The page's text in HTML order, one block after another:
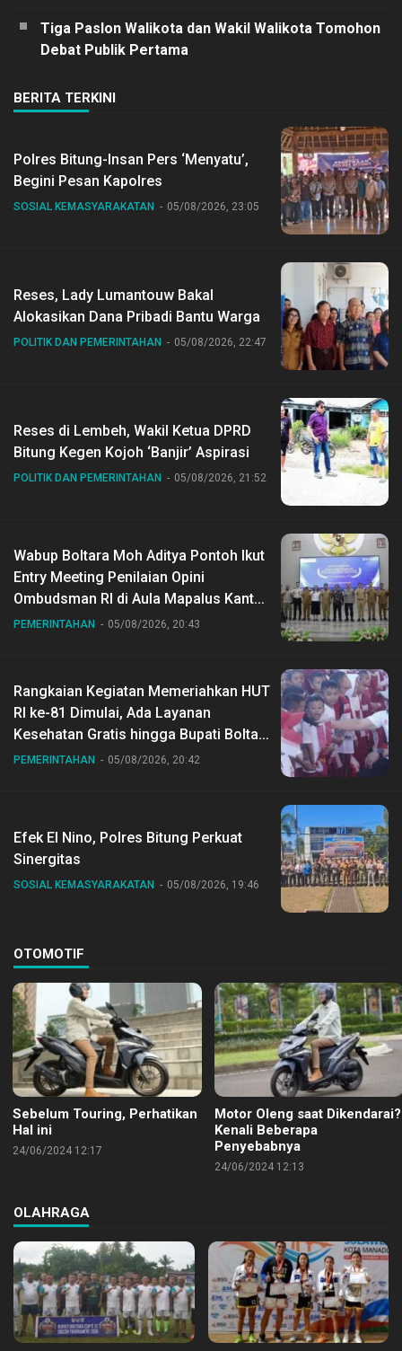
Tiga Paslon Walikota dan Wakil Walikota Tomohon
Debat Publik Pertama
BERITA TERKINI
Polres Bitung-Insan Pers ‘Menyatu’,
Begini Pesan Kapolres
SOSIAL KEMASYARAKATAN 05/08/2026, 23:05
Reses, Lady Lumantouw Bakal
Alokasikan Dana Pribadi Bantu Warga
POLITIK DAN PEMERINTAHAN 05/08/2026, 22:47
Reses di Lembeh, Wakil Ketua DPRD
Bitung Kegen Kojoh ‘Banjir’ Aspirasi
POLITIK DAN PEMERINTAHAN 05/08/2026, 21:52
Wabup Boltara Moh Aditya Pontoh Ikut
Entry Meeting Penilaian Opini
Ombudsman RI di Aula Mapalus Kantur
Gubernur Sulut
PEMERINTAHAN 05/08/2026, 20:43
Rangkaian Kegiatan Memeriahkan HUT
RI ke-81 Dimulai, Ada Layanan
Kesehatan Gratis hingga Bupati Boltara
Dr Sirajudin Lasena Ikut Jalan Sehat
PEMERINTAHAN 05/08/2026, 20:42
Efek El Nino, Polres Bitung Perkuat
Sinergitas
SOSIAL KEMASYARAKATAN 05/08/2026, 19:46
OTOMOTIF
Sebelum Touring, Perhatikan
Hal ini
24/06/2024 12:17
Motor Oleng saat Dikendarai?
Kenali Beberapa
Penyebabnya
24/06/2024 12:13
OLAHRAGA